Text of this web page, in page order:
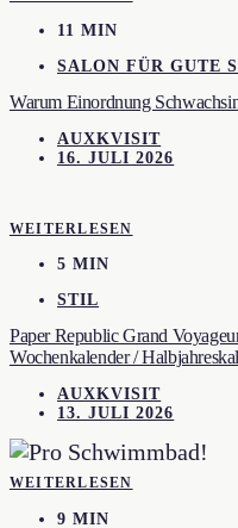
11 MIN
SALON FÜR GUTE
Warum Einordnung
AUXKVISIT
16. JULI 2026
WEITERLESEN
5 MIN
STIL
Paper Republic Grand
Wochenkalender /
AUXKVISIT
13. JULI 2026
WEITERLESEN
9 MIN